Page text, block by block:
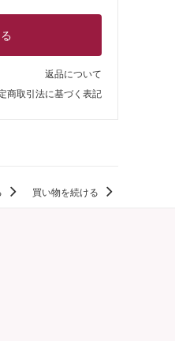
返品について
商取引法に基づく表記
買い物を続ける